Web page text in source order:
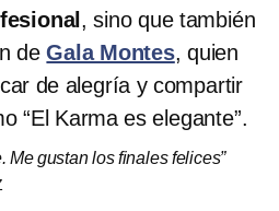
, sino que también
deGala Montes, quien
de alegría y compartir
“El Karma es elegante”.
Me gustan los finales felices”